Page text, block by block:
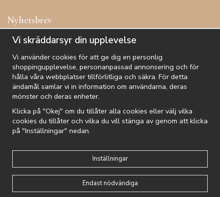
Nyhetsbrev
Få inspiration, förtur till kampanjer, specialerbjudanden och
De uppgifter du matar in kommer endast användas till våra nyhetsbrev.
Logga in
Om cookies Integritetspolicy
Vi skräddarsyr din upplevelse
Vi använder cookies för att ge dig en personlig
shoppingupplevelse, personanpassad annonsering och för
hålla våra webbplatser tillförlitliga och säkra. För detta
ändamål samlar vi in information om användarna, deras
mönster och deras enheter.
Klicka på "Okej" om du tillåter alla cookies eller välj vilka
cookies du tillåter och vilka du vill stänga av genom att klicka
på "Inställningar" nedan.
Inställningar
Endast nödvändiga